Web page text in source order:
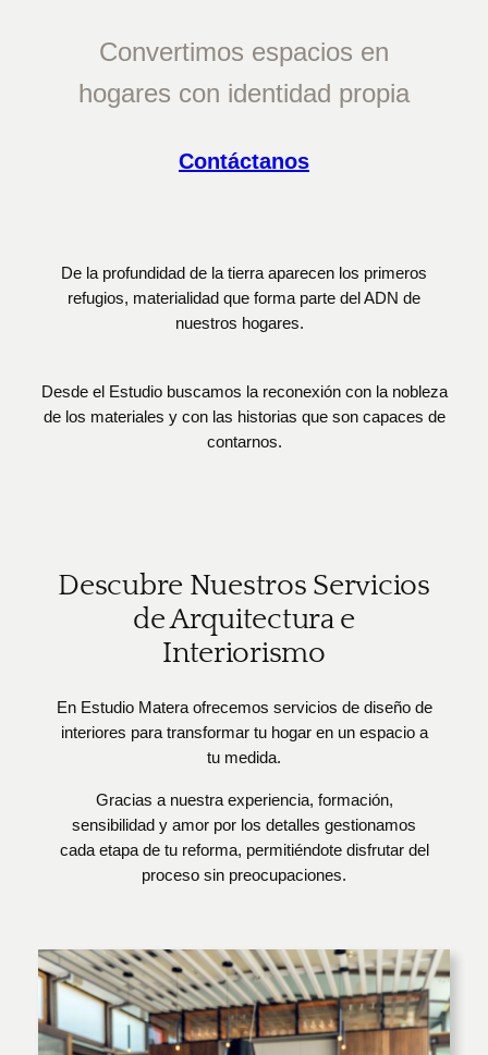
Convertimos espacios en
hogares con identidad propia
Contáctanos
De la profundidad de la tierra aparecen los primeros
refugios, materialidad que forma parte del ADN de
nuestros hogares.
Desde el Estudio buscamos la reconexión con la nobleza
de los materiales y con las historias que son capaces de
contarnos.
Descubre Nuestros Servicios
de Arquitectura e
Interiorismo
En Estudio Matera ofrecemos servicios de diseño de
interiores para transformar tu hogar en un espacio a
tu medida.
Gracias a nuestra experiencia, formación,
sensibilidad y amor por los detalles gestionamos
cada etapa de tu reforma, permitiéndote disfrutar del
proceso sin preocupaciones.